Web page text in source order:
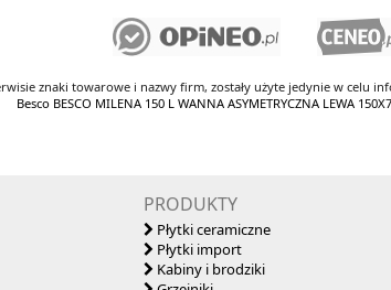
znaki towarowe i nazwy firm, zostały użyte jedynie w celu
Besco BESCO MILENA 150 L WANNA ASYMETRYCZNA LEWA
PRODUKTY
Płytki ceramiczne
Płytki import
Kabiny i brodziki